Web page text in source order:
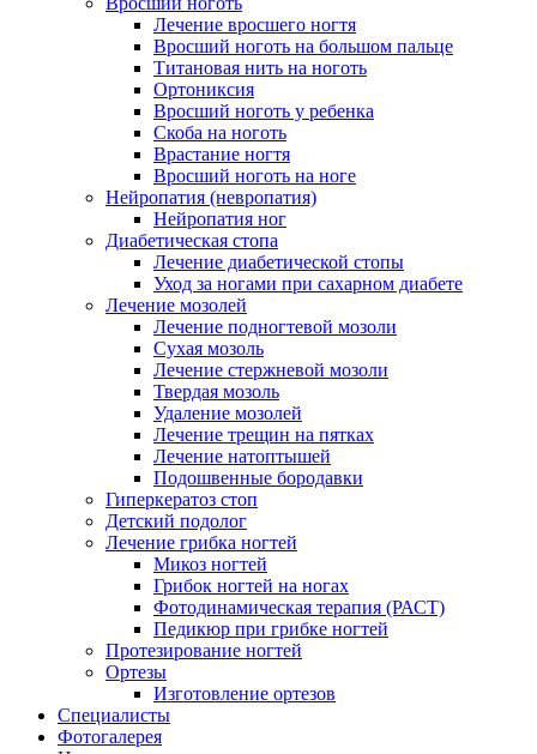
Лечение вросшего ногтя
Вросший ноготь на большом пальце
Титановая нить на ноготь
Ортониксия
Вросший ноготь у ребенка
Скоба на ноготь
Врастание ногтя
Вросший ноготь на ноге
Нейропатия (невропатия)
Нейропатия ног
Диабетическая стопа
Лечение диабетической стопы
Уход за ногами при сахарном диабете
Лечение мозолей
Лечение подногтевой мозоли
Сухая мозоль
Лечение стержневой мозоли
Твердая мозоль
Удаление мозолей
Лечение трещин на пятках
Лечение натоптышей
Подошвенные бородавки
Гиперкератоз стоп
Детский подолог
Лечение грибка ногтей
Микоз ногтей
Грибок ногтей на ногах
Фотодинамическая терапия (РАСТ)
Педикюр при грибке ногтей
Протезирование ногтей
Ортезы
Изготовление ортезов
Специалисты
Фотогалерея